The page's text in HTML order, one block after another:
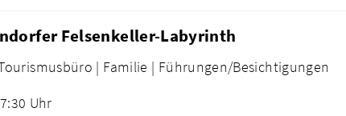
Felsenkeller-Labyrinth
| Familie | Führungen/Besichtigungen
Uhr